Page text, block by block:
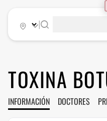
TOXINA
INFORMACIÓN DOCTORES